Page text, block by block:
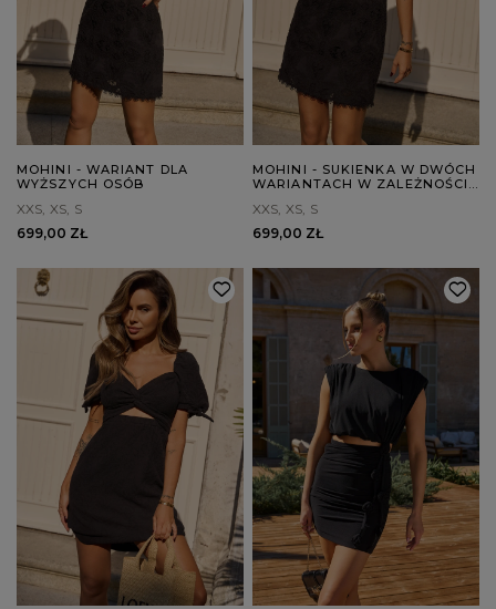
MOHINI - WARIANT DLA
WYŻSZYCH OSÓB
XXS XS S
699,00 ZŁ
MOHINI - SUKIENKA W DWÓCH
WARIANTACH W ZALEŻNOŚCI
XXS XS S
699,00 ZŁ